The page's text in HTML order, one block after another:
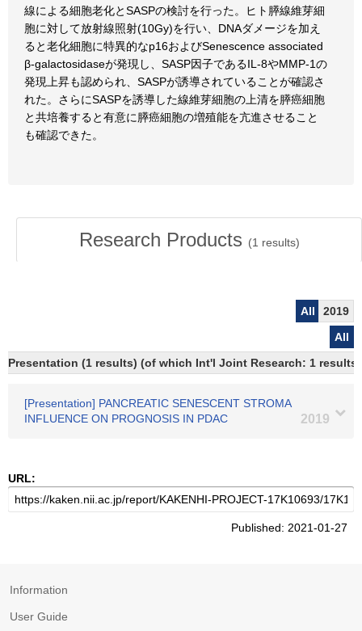
線による細胞老化とSASPの検討を行った。ヒト膵線維芽細
胞に対して放射線照射(10Gy)を行い、DNAダメージを加え
ると老化細胞に特異的なp16およびSenescence associated
β-galactosidaseが発現し、SASP因子であるIL-8やMMP-1の
発現上昇も認められ、SASPが誘導されていることが確認さ
れた。さらにSASPを誘導した線維芽細胞の上清を膵癌細胞
と共培養すると有意に膵癌細胞の増殖能を亢進させること
も確認できた。
Research Products (1 results)
All
2019
All
Presentation (1 results) (of which Int'l Joint Research: 1 results)
[Presentation] PANCREATIC SENESCENT STROMA
INFLUENCE ON PROGNOSIS IN PDAC
2019
URL:
Published: 2021-01-27
Information
User Guide